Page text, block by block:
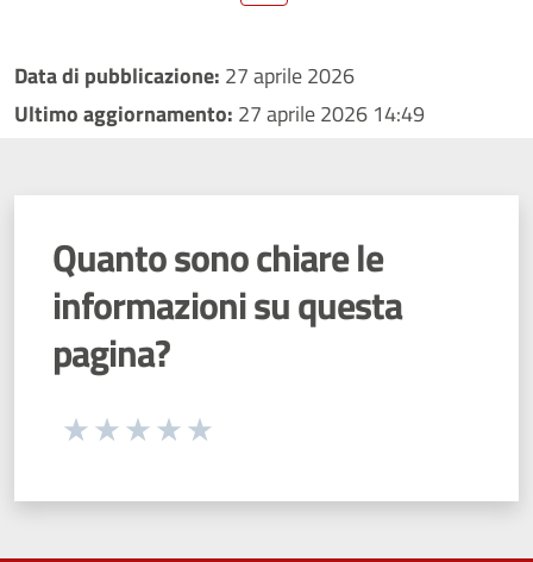
Data di pubblicazione: 27 aprile 2026
Ultimo aggiornamento: 27 aprile 2026 14:49
Quanto sono chiare le
informazioni su questa
pagina?
Seleziona una valutazione da 1 a 5 stelle